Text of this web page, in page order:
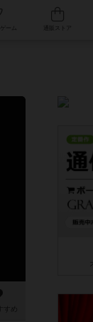
人気ボードゲーム
すめ